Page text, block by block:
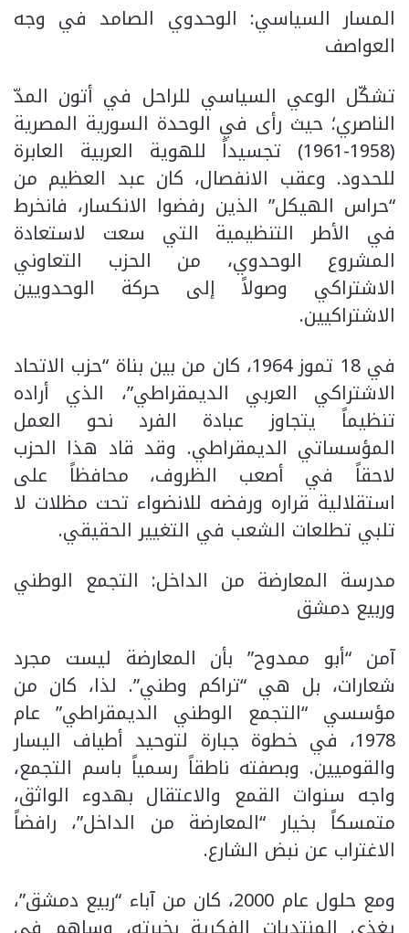
​المسار السياسي: الوحدوي الصامد في وجه
العواصف
​تشكّل الوعي السياسي للراحل في أتون المدّ
الناصري؛ حيث رأى في الوحدة السورية المصرية
(1958-1961) تجسيداً للهوية العربية العابرة
للحدود. وعقب الانفصال، كان عبد العظيم من
“حراس الهيكل” الذين رفضوا الانكسار، فانخرط
في الأطر التنظيمية التي سعت لاستعادة
المشروع الوحدوي، من الحزب التعاوني
الاشتراكي وصولاً إلى حركة الوحدويين
الاشتراكيين.
​في 18 تموز 1964، كان من بين بناة “حزب الاتحاد
الاشتراكي العربي الديمقراطي”، الذي أراده
تنظيماً يتجاوز عبادة الفرد نحو العمل
المؤسساتي الديمقراطي. وقد قاد هذا الحزب
لاحقاً في أصعب الظروف، محافظاً على
استقلالية قراره ورفضه للانضواء تحت مظلات لا
تلبي تطلعات الشعب في التغيير الحقيقي.
​مدرسة المعارضة من الداخل: التجمع الوطني
وربيع دمشق
​آمن “أبو ممدوح” بأن المعارضة ليست مجرد
شعارات، بل هي “تراكم وطني”. لذا، كان من
مؤسسي “التجمع الوطني الديمقراطي” عام
1978، في خطوة جبارة لتوحيد أطياف اليسار
والقوميين. وبصفته ناطقاً رسمياً باسم التجمع،
واجه سنوات القمع والاعتقال بهدوء الواثق،
متمسكاً بخيار “المعارضة من الداخل”، رافضاً
الاغتراب عن نبض الشارع.
​ومع حلول عام 2000، كان من آباء “ربيع دمشق”،